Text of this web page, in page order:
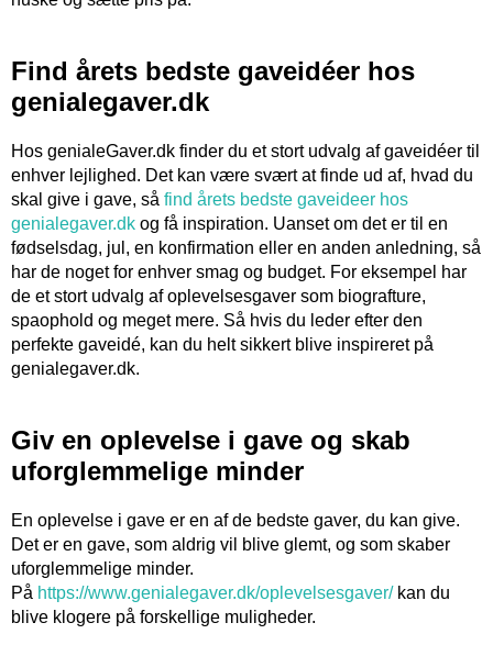
Find årets bedste gaveidéer hos
genialegaver.dk
Hos genialeGaver.dk finder du et stort udvalg af gaveidéer til
enhver lejlighed. Det kan være svært at finde ud af, hvad du
skal give i gave, så find årets bedste gaveideer hos
genialegaver.dk og få inspiration. Uanset om det er til en
fødselsdag, jul, en konfirmation eller en anden anledning, så
har de noget for enhver smag og budget. For eksempel har
de et stort udvalg af oplevelsesgaver som biografture,
spaophold og meget mere. Så hvis du leder efter den
perfekte gaveidé, kan du helt sikkert blive inspireret på
genialegaver.dk.
Giv en oplevelse i gave og skab
uforglemmelige minder
En oplevelse i gave er en af de bedste gaver, du kan give.
Det er en gave, som aldrig vil blive glemt, og som skaber
uforglemmelige minder.
På https://www.genialegaver.dk/oplevelsesgaver/kan du
blive klogere på forskellige muligheder.